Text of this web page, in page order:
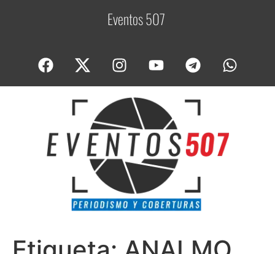
Eventos 507C